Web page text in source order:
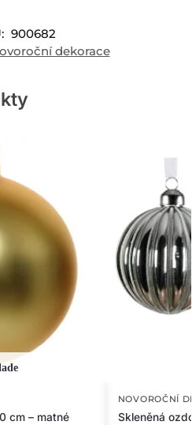
900682
dekorace
cm – matné
NOVOROČNÍ
Skleněná